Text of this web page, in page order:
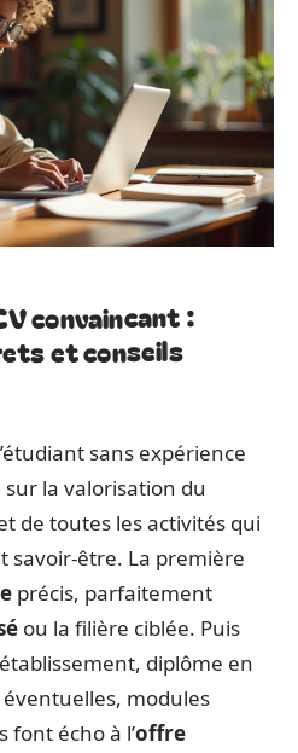
convaincant :
et conseils
sans expérience
la valorisation du
de toutes les activités qui
savoir-être. La première
précis, parfaitement
ou la filière ciblée. Puis
diplôme en
modules
font écho à l’offre